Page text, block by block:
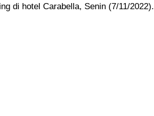
di hotel Carabella, Senin (7/11/2022).